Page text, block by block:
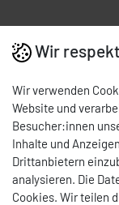
Wir
Wir verwenden
Website und
Besucher:innen
Inhalte und
Drittanbietern
analysieren. Die
Cookies. Wir teilen